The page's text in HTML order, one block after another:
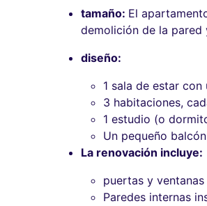
tamaño: El
demolición de la pared
diseño:
1 sala de estar
3 habitaciones,
1 estudio (o
Un pequeño
La renovación incluye:
puertas y
Paredes internas